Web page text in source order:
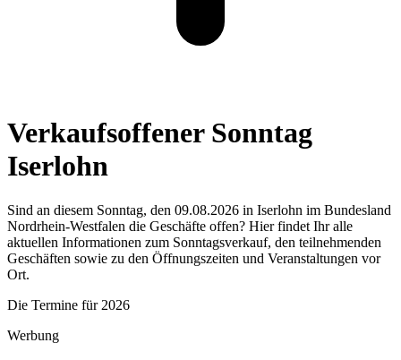
Verkaufsoffener Sonntag
Iserlohn
Sind an diesem Sonntag, den 09.08.2026 in Iserlohn im Bundesland
Nordrhein-Westfalen die Geschäfte offen? Hier findet Ihr alle
aktuellen Informationen zum Sonntagsverkauf, den teilnehmenden
Geschäften sowie zu den Öffnungszeiten und Veranstaltungen vor
Ort.
Die Termine für 2026
Werbung